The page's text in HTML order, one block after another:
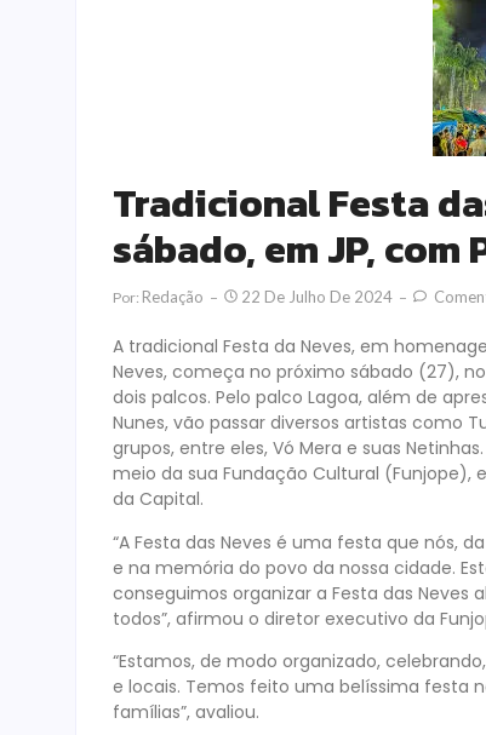
Tradicional Festa
sábado, em JP,
Por: Redação 22 De Julho De 2024
A tradicional Festa da Neves, em
Neves, começa no próximo sábado (27),
dois palcos. Pelo palco Lagoa, além de
Nunes, vão passar diversos artistas como
grupos, entre eles, Vó Mera e suas
meio da sua Fundação Cultural (Funjope),
da Capital.
“A Festa das Neves é uma festa que nós,
e na memória do povo da nossa cidade.
conseguimos organizar a Festa das Neves
todos”, afirmou o diretor executivo da
“Estamos, de modo organizado,
e locais. Temos feito uma belíssima festa
famílias”, avaliou.